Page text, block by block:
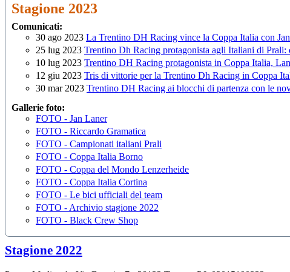
Stagione 2023
Comunicati:
30 ago 2023 La Trentino DH Racing vince la Coppa Italia con
25 lug 2023 Trentino Dh Racing protagonista agli Italiani di Prali:
10 lug 2023 Trentino DH Racing protagonista in Coppa Italia,
12 giu 2023 Tris di vittorie per la Trentino Dh Racing in Coppa
30 mar 2023 Trentino DH Racing ai blocchi di partenza con le
Gallerie foto:
FOTO - Jan Laner
FOTO - Riccardo Gramatica
FOTO - Campionati italiani Prali
FOTO - Coppa Italia Borno
FOTO - Coppa del Mondo Lenzerheide
FOTO - Coppa Italia Cortina
FOTO - Le bici ufficiali del team
FOTO - Archivio stagione 2022
FOTO - Black Crew Shop
Stagione 2022